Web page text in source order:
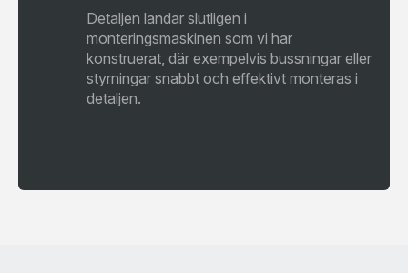
Detaljen landar slutligen i
monteringsmaskinen som vi har
konstruerat, där exempelvis bussningar eller
styrningar snabbt och effektivt monteras i
detaljen.